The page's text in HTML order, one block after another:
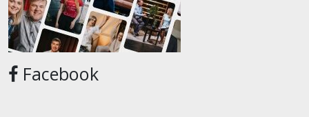
Facebook